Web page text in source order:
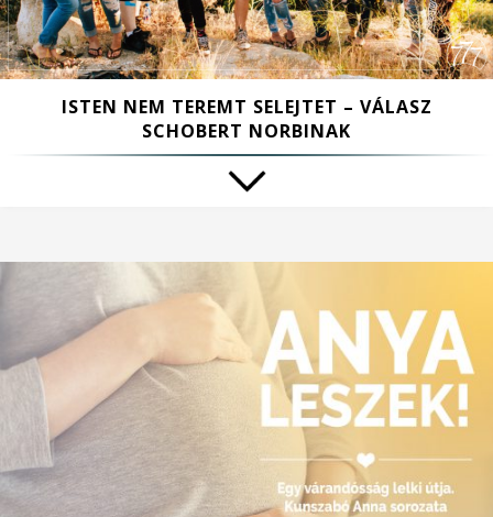
ISTEN NEM TEREMT SELEJTET – VÁLASZ
SCHOBERT NORBINAK